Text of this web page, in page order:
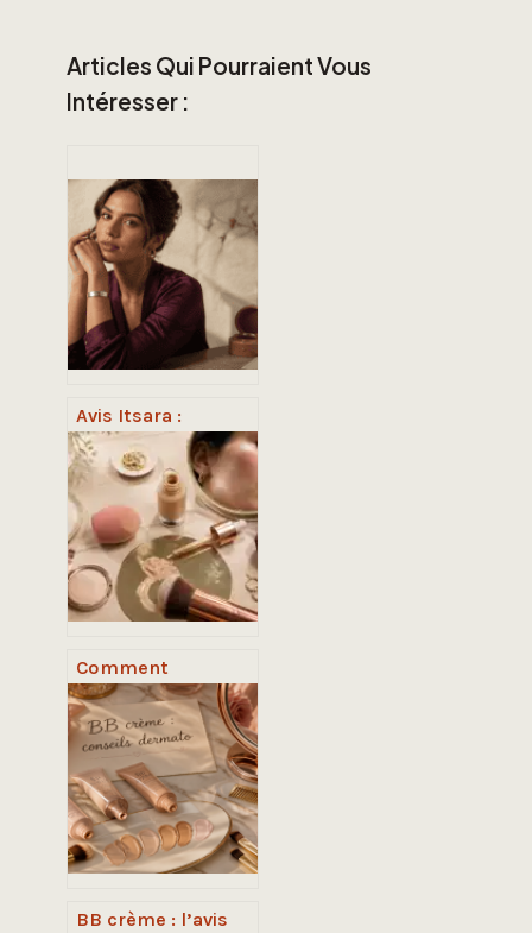
Articles Qui Pourraient Vous
Intéresser :
Avis Itsara :
pourquoi 98 % des
clients valident ces
bijoux en argent
massif
Comment
appliquer son fond
de teint : 4 outils
et la méthode des
pros pour un fini
zéro défaut
BB crème : l’avis